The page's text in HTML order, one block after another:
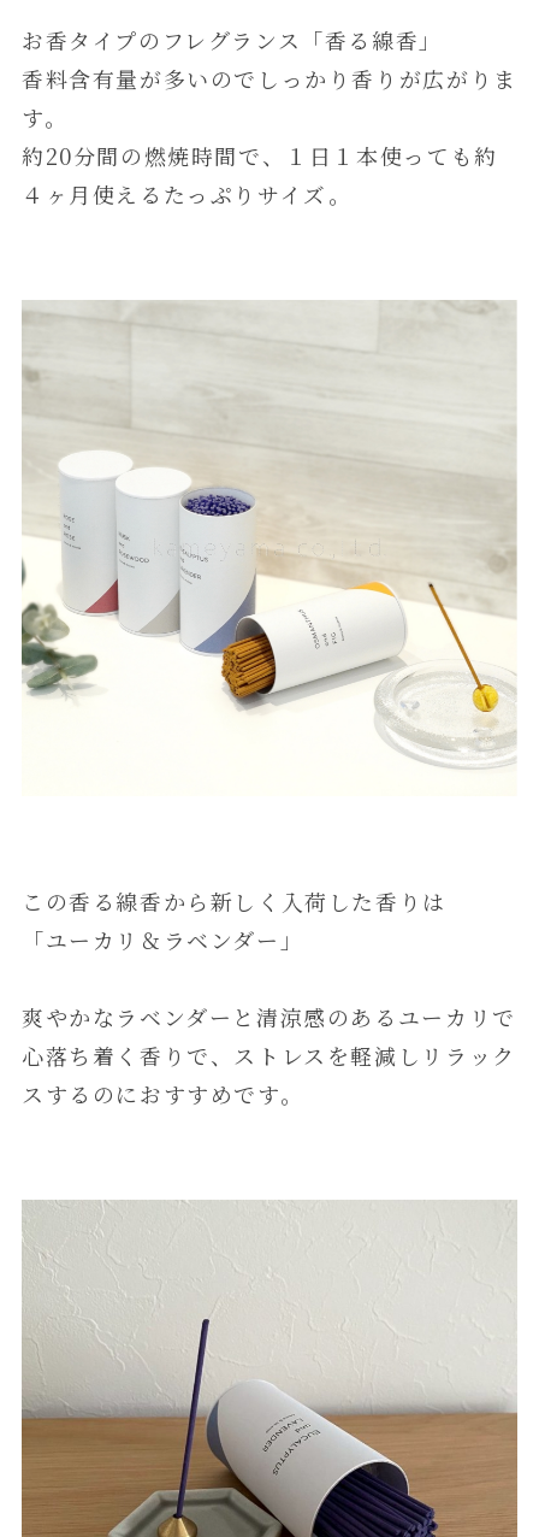
お香タイプのフレグランス「香る線香」
香料含有量が多いのでしっかり香りが広がりま
す。
約20分間の燃焼時間で、１日１本使っても約
４ヶ月使えるたっぷりサイズ。
この香る線香から新しく入荷した香りは
「ユーカリ＆ラベンダー」
爽やかなラベンダーと清涼感のあるユーカリで
心落ち着く香りで、ストレスを軽減しリラック
スするのにおすすめです。